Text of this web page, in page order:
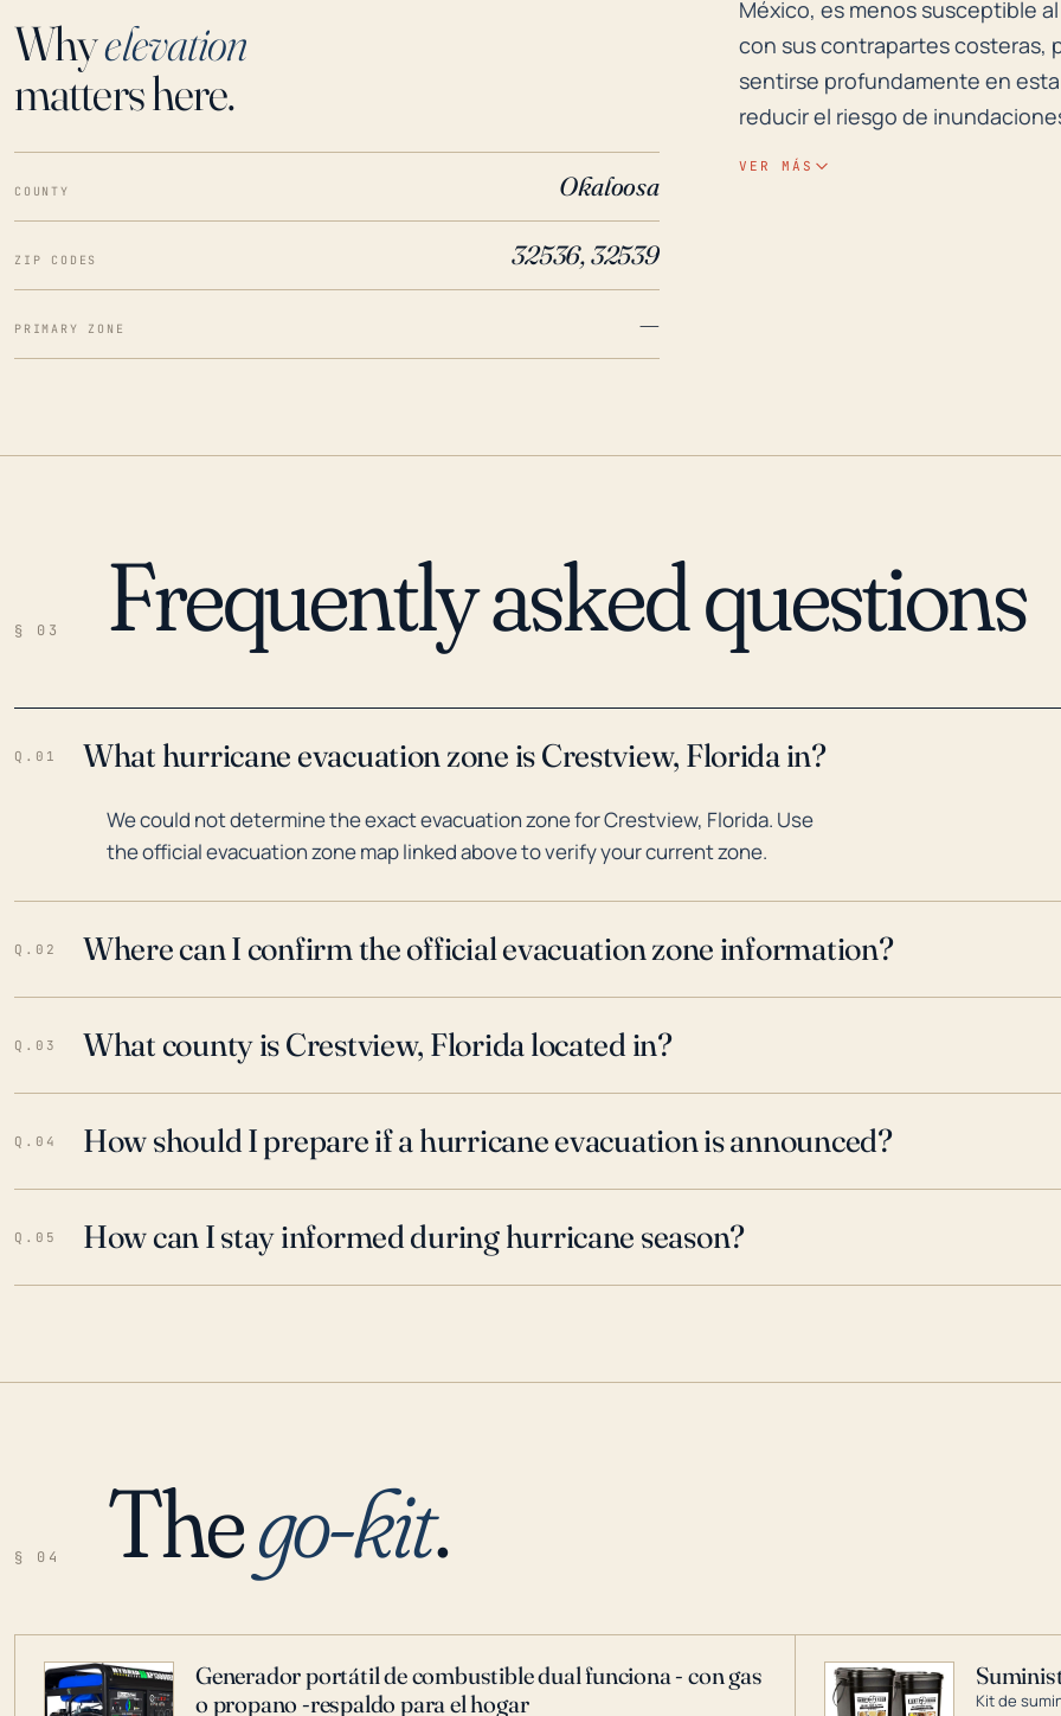
Whyelevation
matters here.
COUNTY Okaloosa
ZIP CODES 32536, 32539
PRIMARY ZONE —
México, es menos susceptible
con sus contrapartes costeras,
sentirse profundamente en
reducir el riesgo de
de los huracanes o tormentas
estos huracanes causaron un
del interior de Florida como
huracanes y las tormentas
VER MÁS
§ 03 Frequently asked questions
Q.01 What hurricane evacuation zone is Crestview, Florida in?
We could not determine the exact evacuation zone for Crestview, Florida. Use
the official evacuation zone map linked above to verify your current zone.
Q.02 Where can I confirm the official evacuation zone information?
Q.03 What county is Crestview, Florida located in?
Q.04 How should I prepare if a hurricane evacuation is announced?
Q.05 How can I stay informed during hurricane season?
§ 04 Thego-kit.
Generador portátil de combustible dual funciona - con gas
o propano -respaldo para el hogar
Kit de